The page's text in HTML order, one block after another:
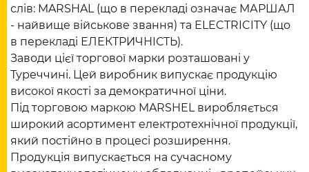
слів: MARSHAL (що в перекладі означає МАРШАЛ
- найвище військове звання) та ELECTRICITY (що
в перекладі ЕЛЕКТРИЧНІСТЬ).
Заводи цієї торгової марки розташовані у
Туреччині. Цей виробник випускає продукцію
високої якості за демократичної ціни.
Під торговою маркою MARSHEL виробляється
широкий асортимент електротехнічної продукції,
який постійно в процесі розширення.
Продукція випускається на сучасному